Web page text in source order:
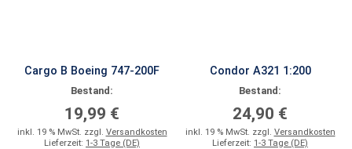
Cargo B Boeing 747-200F
Bestand:
19,99 €
inkl. 19 % MwSt. zzgl. Versandkosten
Lieferzeit: 1-3 Tage (DE)
Condor A321 1:200
Bestand:
24,90 €
inkl. 19 % MwSt. zzgl. Versandkosten
Lieferzeit: 1-3 Tage (DE)